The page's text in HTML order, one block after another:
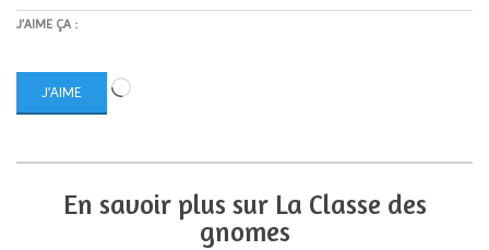
J’AIME ÇA :
J’AIME
En savoir plus sur La Classe des
gnomes